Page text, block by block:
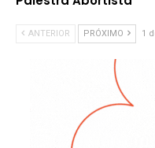
ANTERIOR PRÓXIMO 1